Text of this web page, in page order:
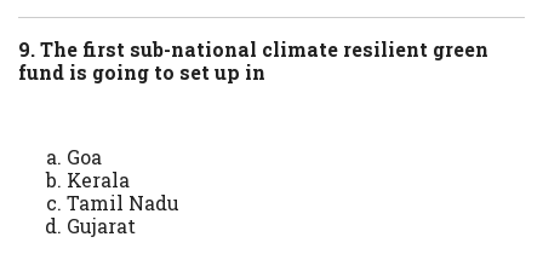
9. The first sub-national climate resilient green
fund is going to set up in
Goa
Kerala
Tamil Nadu
Gujarat